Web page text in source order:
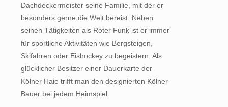
Dachdeckermeister seine Familie, mit der er
besonders gerne die Welt bereist. Neben
seinen Tätigkeiten als Roter Funk ist er immer
für sportliche Aktivitäten wie Bergsteigen,
Skifahren oder Eishockey zu begeistern. Als
glücklicher Besitzer einer Dauerkarte der
Kölner Haie trifft man den designierten Kölner
Bauer bei jedem Heimspiel.